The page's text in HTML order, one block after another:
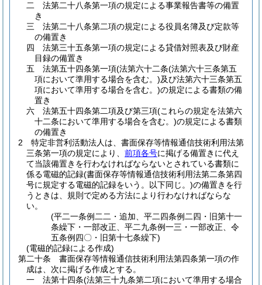
二
法第二十八条第一項の規定による事業報告書等の備置
き
三
法第二十八条第二項の規定による役員名簿及び定款等
の備置き
四
法第三十五条第一項の規定による貸借対照表及び財産
目録の備置き
五
法第五十四条第一項(法第六十二条(法第六十三条第五
項において準用する場合を含む。)及び法第六十三条第五
項において準用する場合を含む。)の規定による書類の備
置き
六
法第五十四条第二項及び第三項(これらの規定を法第六
十二条において準用する場合を含む。)の規定による書類
の備置き
2
特定非営利活動法人は、書面保存等情報通信技術利用法第
三条第一項の規定により、 前項各号に掲げる備置きに代え
て当該備置きを行わなければならないとされている書類に
係る電磁的記録(書面保存等情報通信技術利用法第二条第四
号に規定する電磁的記録をいう。以下同じ。)の備置きを行
うときは、規則で定める方法により行わなければならな
い。
(平二一条例二二・追加、平二四条例二四・旧第十一
条繰下・一部改正、平二九条例一三・一部改正、令
五条例四〇・旧第十七条繰下)
(電磁的記録による作成)
第二十条
書面保存等情報通信技術利用法第四条第一項の作
成は、次に掲げる作成とする。
一
法第十四条(法第三十九条第二項において準用する場合